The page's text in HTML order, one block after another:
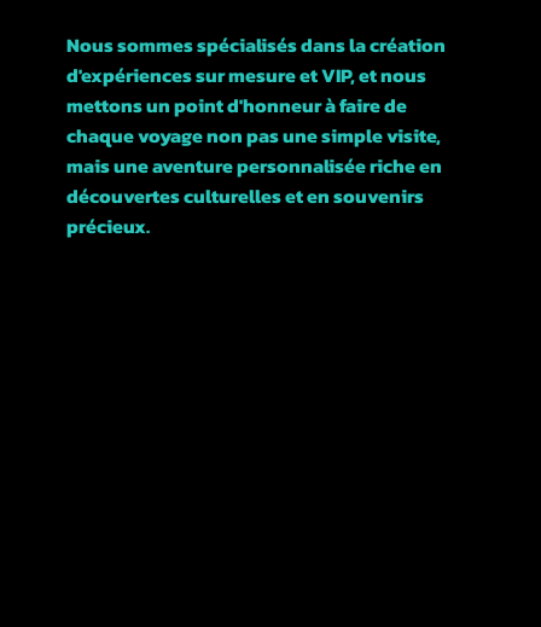
Nous sommes spécialisés dans la création
d'expériences sur mesure et VIP, et nous
mettons un point d'honneur à faire de
chaque voyage non pas une simple visite,
mais une aventure personnalisée riche en
découvertes culturelles et en souvenirs
précieux.